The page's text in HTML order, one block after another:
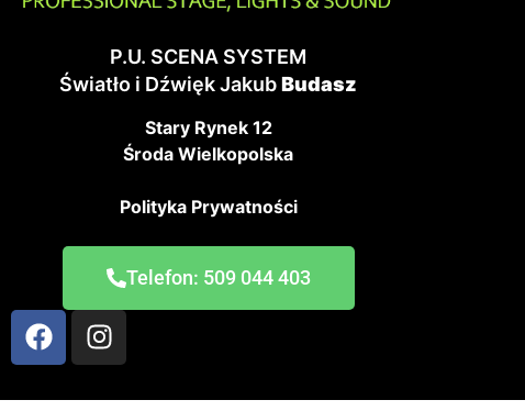
P.U. SCENA SYSTEM
Światło i Dźwięk JakubBudasz
Stary Rynek 12
Środa Wielkopolska
Polityka Prywatności
Telefon: 509 044 403